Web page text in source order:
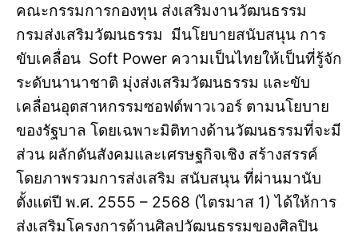
คณะกรรมการกองทุน ส่งเสริมงานวัฒนธรรม
กรมส่งเสริมวัฒนธรรม มีนโยบายสนับสนุน การ
ขับเคลื่อน Soft Power ความเป็นไทยให้เป็นที่รู้จัก
ระดับนานาชาติ มุ่งส่งเสริมวัฒนธรรม และขับ
เคลื่อนอุตสาหกรรมซอฟต์พาวเวอร์ ตามนโยบาย
ของรัฐบาล โดยเฉพาะมิติทางด้านวัฒนธรรมที่จะมี
ส่วน ผลักดันสังคมและเศรษฐกิจเชิง สร้างสรรค์
โดยภาพรวมการส่งเสริม สนับสนุน ที่ผ่านมานับ
ตั้งแต่ปี พ.ศ. 2555 – 2568 (ไตรมาส 1) ได้ให้การ
ส่งเสริมโครงการด้านศิลปวัฒนธรรมของศิลปิน